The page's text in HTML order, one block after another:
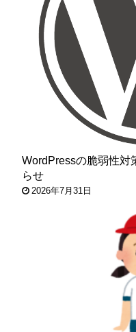
WordPressの脆弱性対
らせ
2026年7月31日